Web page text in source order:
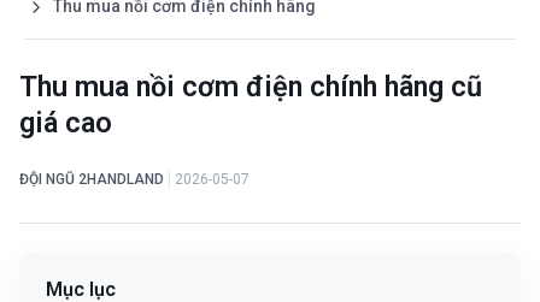
Thu mua nồi cơm điện chính hãng
Thu mua nồi cơm điện chính hãng cũ
giá cao
ĐỘI NGŨ 2HANDLAND 2026-05-07
Mục lục